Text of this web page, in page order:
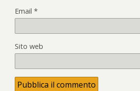
Email *
Sito web